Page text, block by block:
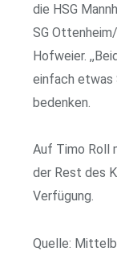
die HSG
SG
Hofweier.
einfach etwas
bedenken.
Auf Timo Roll
der Rest des
Verfügung.
Quelle: